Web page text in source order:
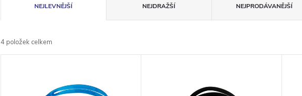
a
z
NEJLEVNĚJŠÍ NEJDRAŽŠÍ NEJPRODÁVANĚJŠÍ
4 položek celkem